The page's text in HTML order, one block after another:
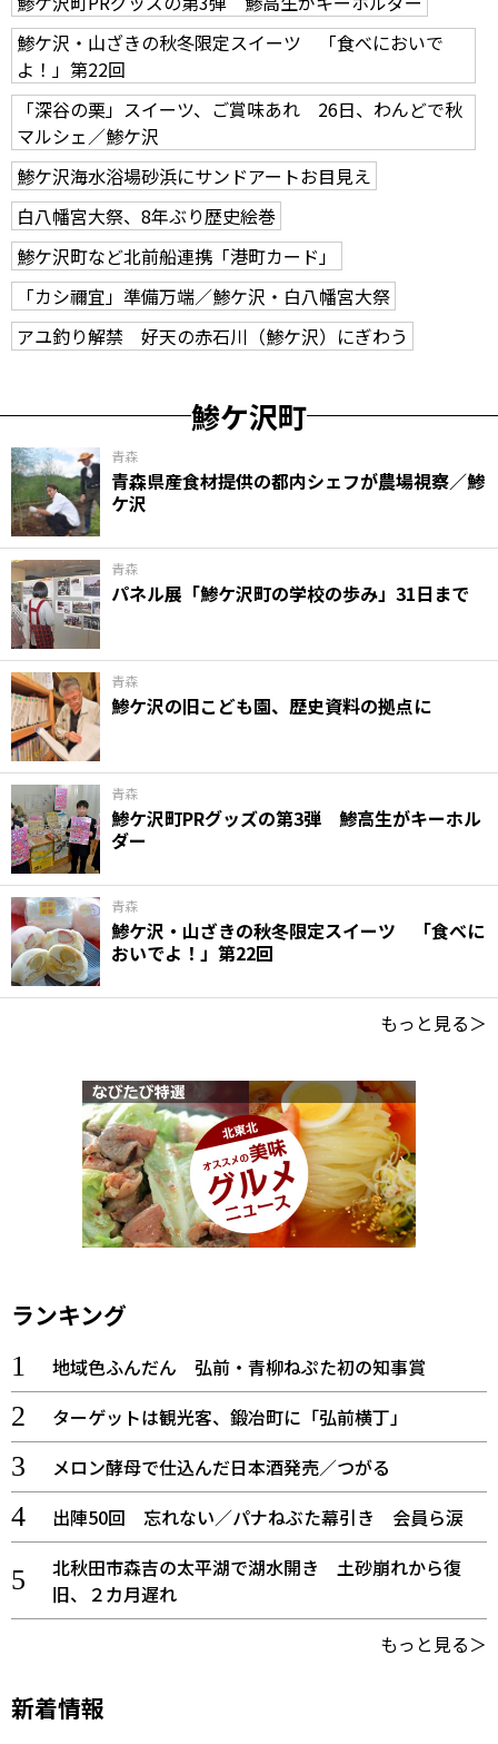
鯵ケ沢・山ざきの秋冬限定スイーツ 「食べにおいで
よ！」第22回
「深谷の栗」スイーツ、ご賞味あれ 26日、わんどで秋
マルシェ／鯵ケ沢
鯵ケ沢海水浴場砂浜にサンドアートお目見え
白八幡宮大祭、8年ぶり歴史絵巻
鯵ケ沢町など北前船連携「港町カード」
「カシ禰宜」準備万端／鯵ケ沢・白八幡宮大祭
アユ釣り解禁 好天の赤石川（鯵ケ沢）にぎわう
鯵ケ沢町
青森
青森県産食材提供の都内シェフが農場視察／鯵
ケ沢
青森
パネル展「鯵ケ沢町の学校の歩み」31日まで
青森
鯵ケ沢の旧こども園、歴史資料の拠点に
青森
鯵ケ沢町PRグッズの第3弾 鯵高生がキーホル
ダー
青森
鯵ケ沢・山ざきの秋冬限定スイーツ 「食べに
おいでよ！」第22回
もっと見る＞
ランキング
地域色ふんだん 弘前・青柳ねぷた初の知事賞
ターゲットは観光客、鍛冶町に「弘前横丁」
メロン酵母で仕込んだ日本酒発売／つがる
出陣50回 忘れない／パナねぶた幕引き 会員ら涙
北秋田市森吉の太平湖で湖水開き 土砂崩れから復
旧、２カ月遅れ
もっと見る＞
新着情報